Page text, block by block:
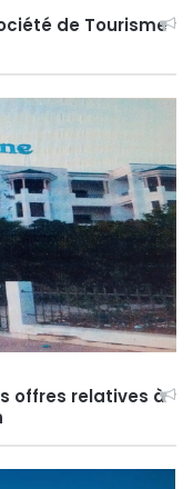
de Tourisme
offres relatives à